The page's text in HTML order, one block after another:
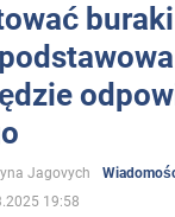
Jagovych
19:58